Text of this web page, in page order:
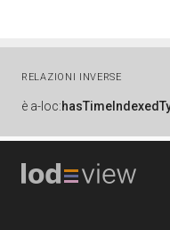
RELAZIONI INVERSE
è a-loc: